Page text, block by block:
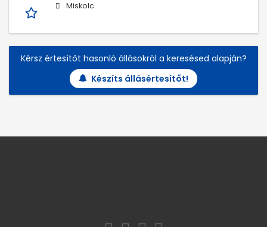
Miskolc
Kérsz értesítőt hasonló állásokról a keresésed alapján?
Készíts állásértesítőt!